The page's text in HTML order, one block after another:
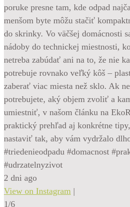
poruke presne tam, kde odpad
menšom byte môžu stačiť
do skrinky. Vo väčšej domácnosti
nádoby do technickej miestnosti,
netreba zabúdať ani na to, že nie
potrebuje rovnako veľký kôš –
zaberať viac miesta než sklo. Ak
potrebujete, aký objem zvoliť a
umiestniť, v našom článku na
praktický prehľad aj konkrétne
nastaviť tak, aby vám vydržalo
#triedenieodpadu #domacnost
#udrzatelnyzivot
2 dni ago
View on Instagram |
1/6